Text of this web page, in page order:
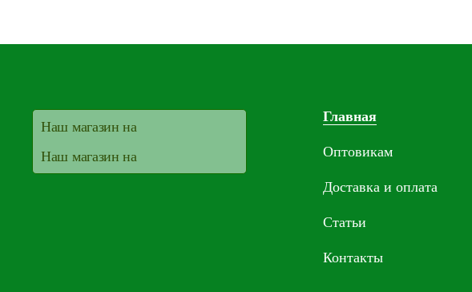
Наш магазин на
Наш магазин на
Главная
Оптовикам
Доставка и оплата
Статьи
Контакты